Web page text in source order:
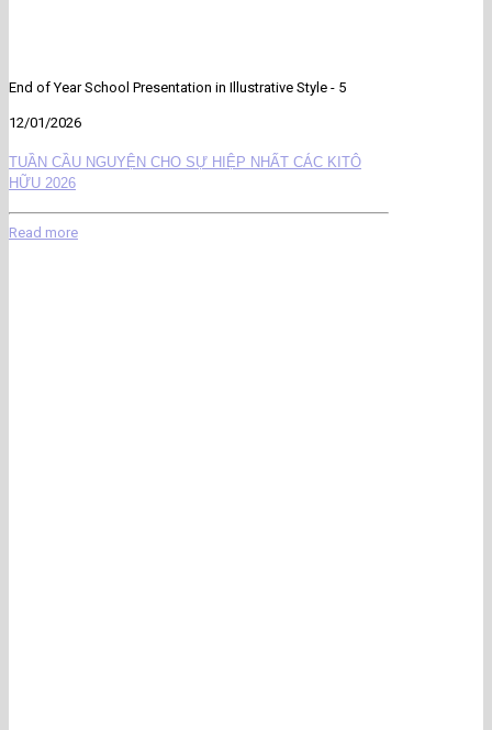
End of Year School Presentation in Illustrative Style - 5
12/01/2026
TUẦN CẦU NGUYỆN CHO SỰ HIỆP NHẤT CÁC KITÔ
HỮU 2026
Read more